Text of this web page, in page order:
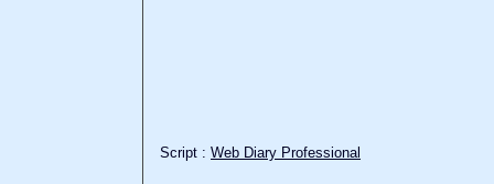
Script : Web Diary Professional